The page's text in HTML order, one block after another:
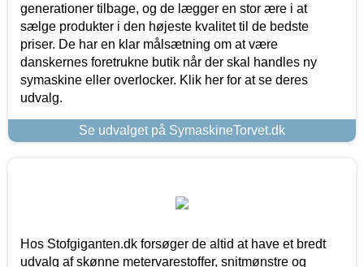
generationer tilbage, og de lægger en stor ære i at
sælge produkter i den højeste kvalitet til de bedste
priser. De har en klar målsætning om at være
danskernes foretrukne butik når der skal handles ny
symaskine eller overlocker. Klik her for at se deres
udvalg.
Se udvalget på SymaskineTorvet.dk
Hos Stofgiganten.dk forsøger de altid at have et bredt
udvalg af skønne metervarestoffer, snitmønstre og